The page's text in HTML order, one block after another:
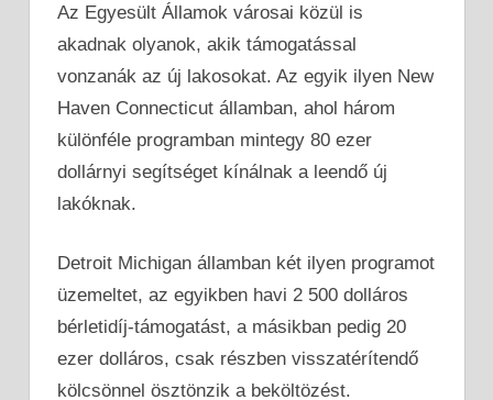
Az Egyesült Államok városai közül is
akadnak olyanok, akik támogatással
vonzanák az új lakosokat. Az egyik ilyen New
Haven Connecticut államban, ahol három
különféle programban mintegy 80 ezer
dollárnyi segítséget kínálnak a leendő új
lakóknak.
Detroit Michigan államban két ilyen programot
üzemeltet, az egyikben havi 2 500 dolláros
bérletidíj-támogatást, a másikban pedig 20
ezer dolláros, csak részben visszatérítendő
kölcsönnel ösztönzik a beköltözést.